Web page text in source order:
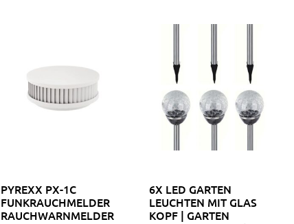
PYREXX PX-1C
FUNKRAUCHMELDER
RAUCHWARNMELDER
6X LED GARTEN
LEUCHTEN MIT GLAS
KOPF | GARTEN